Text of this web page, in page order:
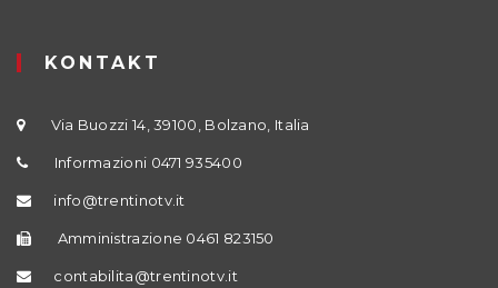
KONTAKT
Via Buozzi 14, 39100, Bolzano, Italia
Informazioni 0471 935400
info@trentinotv.it
Amministrazione 0461 823150
contabilita@trentinotv.it